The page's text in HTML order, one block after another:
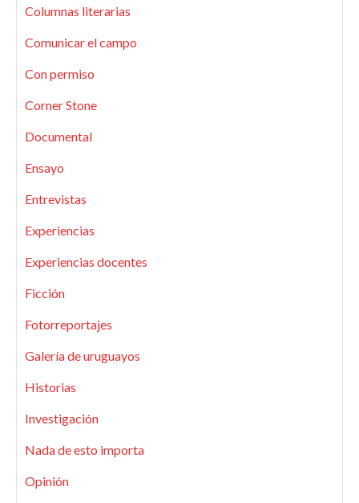
Columnas literarias
Comunicar el campo
Con permiso
Corner Stone
Documental
Ensayo
Entrevistas
Experiencias
Experiencias docentes
Ficción
Fotorreportajes
Galería de uruguayos
Historias
Investigación
Nada de esto importa
Opinión